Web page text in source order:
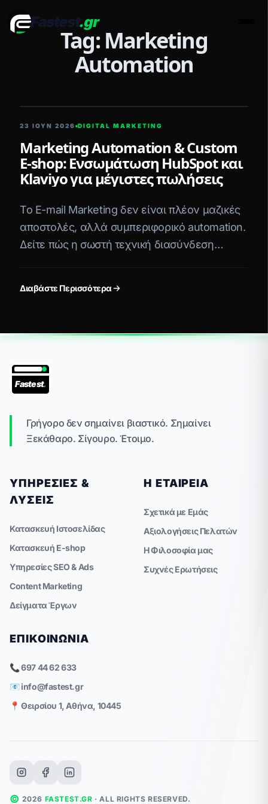
Fastest.gr
Tag: Marketing
Automation
23 ΙΟΥΝ 2026 DIGITAL MARKETING
Marketing Automation & Custom
E-shop: Ενσωμάτωση HubSpot και
Klaviyo για μέγιστες πωλήσεις
Το E-mail Marketing δεν είναι πλέον μαζικές
αποστολές, αλλά συμπεριφορικό automation.
Δείτε πώς η σωστή τεχνική διασύνδεση
Διαβάστε Περισσότερα
Fastest.
Γρήγορο δεν σημαίνει βιαστικό. Σημαίνει
Ξεκάθαρο. Σίγουρο. Έτοιμο.
ΥΠΗΡΕΣΊΕΣ &
ΛΎΣΕΙΣ
Κατασκευή Ιστοσελίδας
Κατασκευή E-shop
Υπηρεσίες SEO & Ads
Content Marketing
Δείγματα Έργων
Η ΕΤΑΙΡΕΊΑ
Σχετικά με Εμάς
Αξιολογήσεις Πελατών
Η Φιλοσοφία μας
Συχνές Ερωτήσεις
ΕΠΙΚΟΙΝΩΝΊΑ
📞 697 44 62 633
📧info@fastest.gr
📍 Θειρσίου 1, Αθήνα, 10445
© 2026 FASTEST.GR · ALL RIGHTS RESERVED.